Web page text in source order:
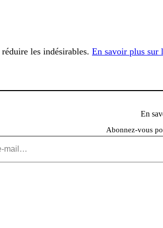
les indésirables.En savoir plus sur
En
Abonnez-vous